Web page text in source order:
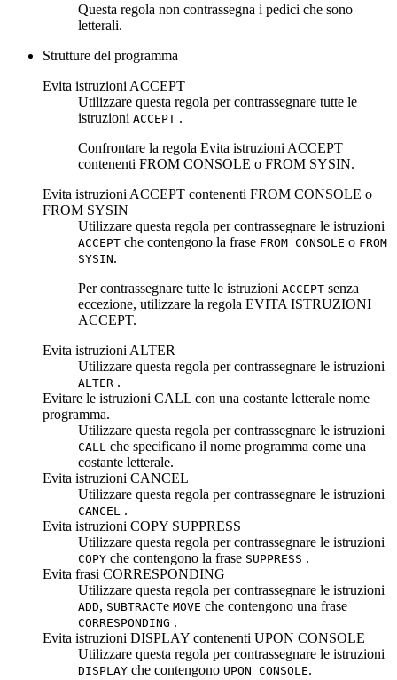
Questa regola non contrassegna i pedici che sono
letterali.
Strutture del programma
Evita istruzioni ACCEPT
Utilizzare questa regola per contrassegnare tutte le
istruzioni ACCEPT .
Confrontare la regola Evita istruzioni ACCEPT
contenenti FROM CONSOLE o FROM SYSIN.
Evita istruzioni ACCEPT contenenti FROM CONSOLE o
FROM SYSIN
Utilizzare questa regola per contrassegnare le istruzioni
ACCEPT che contengono la frase FROM CONSOLE o FROM
SYSIN.
Per contrassegnare tutte le istruzioni ACCEPT senza
eccezione, utilizzare la regola EVITA ISTRUZIONI
ACCEPT.
Evita istruzioni ALTER
Utilizzare questa regola per contrassegnare le istruzioni
ALTER .
Evitare le istruzioni CALL con una costante letterale nome
programma.
Utilizzare questa regola per contrassegnare le istruzioni
CALL che specificano il nome programma come una
costante letterale.
Evita istruzioni CANCEL
Utilizzare questa regola per contrassegnare le istruzioni
CANCEL
.
Evita istruzioni COPY SUPPRESS
Utilizzare questa regola per contrassegnare le istruzioni
COPY che contengono la frase SUPPRESS .
Evita frasi CORRESPONDING
Utilizzare questa regola per contrassegnare le istruzioni
ADD, SUBTRACTe MOVE che contengono una frase
CORRESPONDING .
Evita istruzioni DISPLAY contenenti UPON CONSOLE
Utilizzare questa regola per contrassegnare le istruzioni
DISPLAY che contengono UPON CONSOLE.